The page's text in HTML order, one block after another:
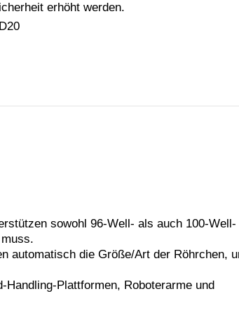
erhöht werden.
sowohl 96-Well- als auch 100-Well-
automatisch die Größe/Art der Röhrchen,
Plattformen, Roboterarme und